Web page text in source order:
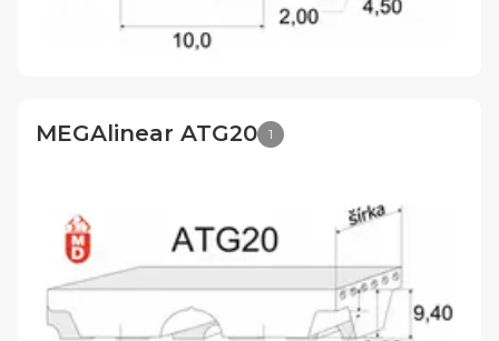
MEGAlinear ATG20 1